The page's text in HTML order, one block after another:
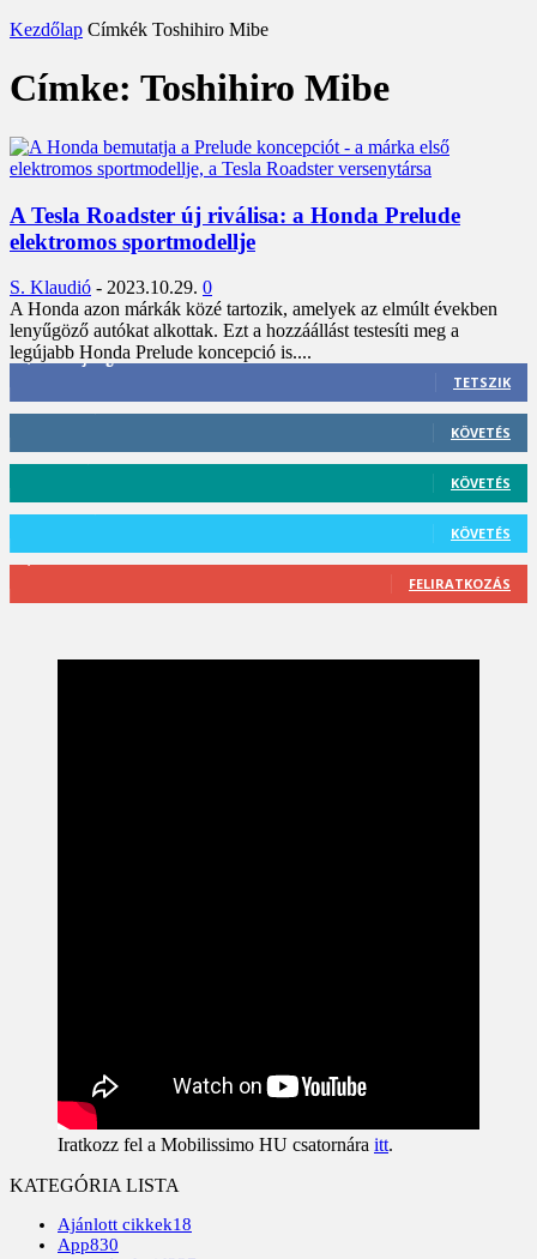
Kezdőlap Címkék Toshihiro Mibe
Címke: Toshihiro Mibe
A Tesla Roadster új riválisa: a Honda Prelude
elektromos sportmodellje
S. Klaudió - 2023.10.29. 0
A Honda azon márkák közé tartozik, amelyek az elmúlt években
lenyűgöző autókat alkottak. Ezt a hozzáállást testesíti meg a
legújabb Honda Prelude koncepció is....
3,452 Rajongók
TETSZIK
KÖVETÉS
KÖVETÉS
KÖVETÉS
FELIRATKOZÁS
Iratkozz fel a Mobilissimo HU csatornára itt.
KATEGÓRIA LISTA
Ajánlott cikkek18
App830